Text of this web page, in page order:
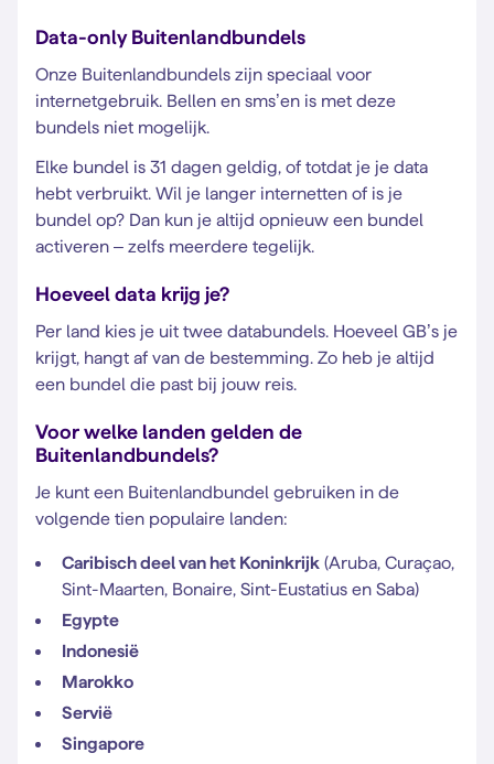
Data-only Buitenlandbundels
Onze Buitenlandbundels zijn speciaal voor
internetgebruik. Bellen en sms’en is met deze
bundels niet mogelijk.
Elke bundel is 31 dagen geldig, of totdat je je data
hebt verbruikt. Wil je langer internetten of is je
bundel op? Dan kun je altijd opnieuw een bundel
activeren – zelfs meerdere tegelijk.
Hoeveel data krijg je?
Per land kies je uit twee databundels. Hoeveel GB’s je
krijgt, hangt af van de bestemming. Zo heb je altijd
een bundel die past bij jouw reis.
Voor welke landen gelden de
Buitenlandbundels?
Je kunt een Buitenlandbundel gebruiken in de
volgende tien populaire landen:
Caribisch deel van het Koninkrijk (Aruba, Curaçao,
Sint-Maarten, Bonaire, Sint-Eustatius en Saba)
Egypte
Indonesië
Marokko
Servië
Singapore